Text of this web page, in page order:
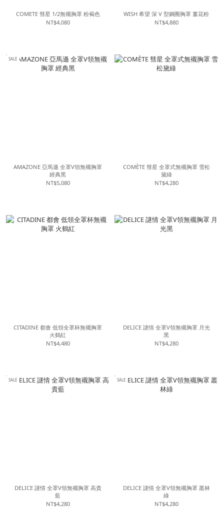
COMETE 彗星 1/2無襯胸罩 粉褐色
NT$4,080
WISH 希望 深 V 型鋼圈胸罩 薑花粉
NT$4,880
SALE
AMAZONE 亞馬遜 全罩V領無襯胸罩
經典黑
NT$5,080
COMÈTE 彗星 全罩式無襯胸罩 雪松
黛綠
NT$4,280
CITADINE 都會 低領全罩杯無襯胸罩
火鶴紅
NT$4,480
DELICE 謎情 全罩V領無襯胸罩 月光
黑
NT$4,280
SALE
DELICE 謎情 全罩V領無襯胸罩 高貴
藍
NT$4,280
SALE
DELICE 謎情 全罩V領無襯胸罩 叢林
綠
NT$4,280